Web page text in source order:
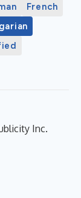
French
Inc.